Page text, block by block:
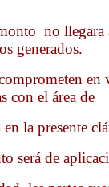
no llegara
generados.
en
con el área
la presente
será de